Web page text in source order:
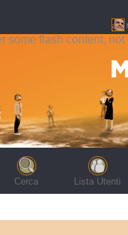
some flash content, not
Cerca Lista Utenti